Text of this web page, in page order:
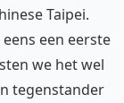
Taipei.
een eerste
we het wel
tegenstander